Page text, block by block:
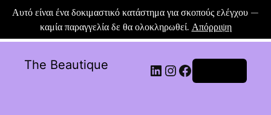
Αυτό είναι ένα δοκιμαστικό κατάστημα για σκοπούς ελέγχου —
καμία παραγγελία δε θα ολοκληρωθεί. Απόρριψη
The Beautique